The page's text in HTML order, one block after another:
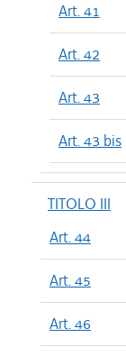
Art. 41
Art. 42
Art. 43
Art. 43 bis
TITOLO III
Art. 44
Art. 45
Art. 46